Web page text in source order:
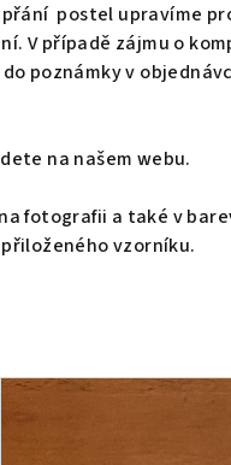
postel upravíme
V případě zájmu o
poznámky v
na našem webu.
fotografii a také v
vzorníku.